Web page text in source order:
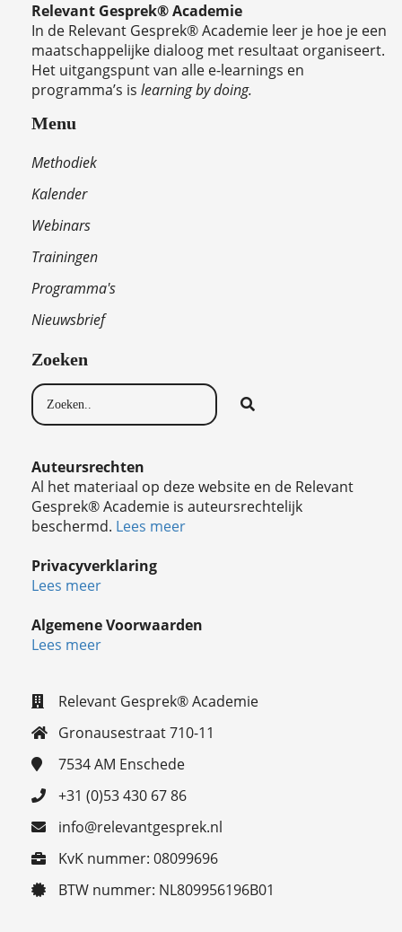
Relevant Gesprek® Academie
In de Relevant Gesprek® Academie leer je hoe je een
maatschappelijke dialoog met resultaat organiseert.
Het uitgangspunt van alle e-learnings en
programma’s is learning by doing.
Menu
Methodiek
Kalender
Webinars
Trainingen
Programma's
Nieuwsbrief
Zoeken
Auteursrechten
Al het materiaal op deze website en de Relevant
Gesprek® Academie is auteursrechtelijk
beschermd. Lees meer
Privacyverklaring
Lees meer
Algemene Voorwaarden
Lees meer
Relevant Gesprek® Academie
Gronausestraat 710-11
7534 AM Enschede
+31 (0)53 430 67 86
info@relevantgesprek.nl
KvK nummer: 08099696
BTW nummer: NL809956196B01